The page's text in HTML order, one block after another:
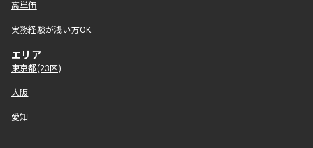
高単価
実務経験が浅い方OK
エリア
東京都(23区)
大阪
愛知